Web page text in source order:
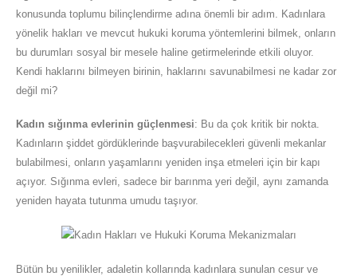
konusunda toplumu bilinçlendirme adına önemli bir adım. Kadınlara
yönelik hakları ve mevcut hukuki koruma yöntemlerini bilmek, onların
bu durumları sosyal bir mesele haline getirmelerinde etkili oluyor.
Kendi haklarını bilmeyen birinin, haklarını savunabilmesi ne kadar zor
değil mi?
Kadın sığınma evlerinin güçlenmesi: Bu da çok kritik bir nokta.
Kadınların şiddet gördüklerinde başvurabilecekleri güvenli mekanlar
bulabilmesi, onların yaşamlarını yeniden inşa etmeleri için bir kapı
açıyor. Sığınma evleri, sadece bir barınma yeri değil, aynı zamanda
yeniden hayata tutunma umudu taşıyor.
Bütün bu yenilikler, adaletin kollarında kadınlara sunulan cesur ve